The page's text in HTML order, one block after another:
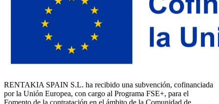
RENTAKIA SPAIN S.L. ha recibido una subvención, cofinanciada
por la Unión Europea, con cargo al Programa FSE+, para el
Fomento de la contratación en el ámbito de la Comunidad de